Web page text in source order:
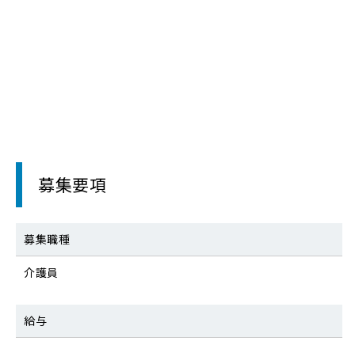
募集要項
募集職種
介護員
給与